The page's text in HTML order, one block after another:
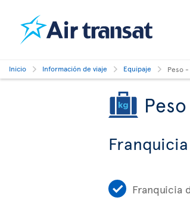
Inicio Información de viaje Equipaje Peso
Franquicia